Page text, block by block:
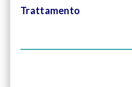
Trattamento